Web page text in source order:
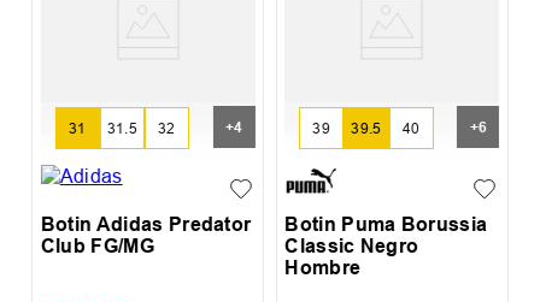
31 31.5 32 +4
Botin Adidas Predator
Club FG/MG
39 39.5 40 +6
Botin Puma Borussia
Classic Negro
Hombre